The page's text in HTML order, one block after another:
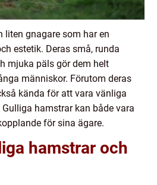
liten gnagare som har en
estetik. Deras små, runda
mjuka päls gör dem helt
människor. Förutom deras
kända för att vara vänliga
hamstrar kan både vara
för sina ägare.
hamstrar och